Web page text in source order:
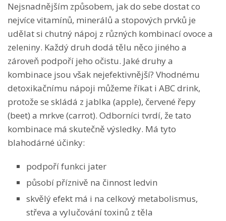
Nejsnadnějším způsobem, jak do sebe dostat co
nejvíce vitamínů, minerálů a stopových prvků je
udělat si chutný nápoj z různých kombinací ovoce a
zeleniny. Každý druh dodá tělu něco jiného a
zároveň podpoří jeho očistu. Jaké druhy a
kombinace jsou však nejefektivnější? Vhodnému
detoxikačnímu nápoji můžeme říkat i ABC drink,
protože se skládá z jablka (apple), červené řepy
(beet) a mrkve (carrot). Odborníci tvrdí, že tato
kombinace má skutečně výsledky. Má tyto
blahodárné účinky:
podpoří funkci jater
působí příznivě na činnost ledvin
skvělý efekt má i na celkový metabolismus,
střeva a vylučování toxinů z těla